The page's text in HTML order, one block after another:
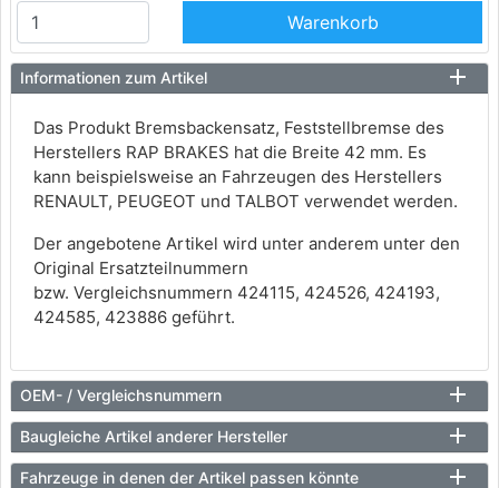
Warenkorb
Informationen zum Artikel
Das Produkt Bremsbackensatz, Feststellbremse des
Herstellers RAP BRAKES hat die Breite 42 mm. Es
kann beispielsweise an Fahrzeugen des Herstellers
RENAULT, PEUGEOT und TALBOT verwendet werden.
Der angebotene Artikel wird unter anderem unter den
Original Ersatzteilnummern
bzw. Vergleichsnummern 424115, 424526, 424193,
424585, 423886 geführt.
OEM- / Vergleichsnummern
Baugleiche Artikel anderer Hersteller
Fahrzeuge in denen der Artikel passen könnte